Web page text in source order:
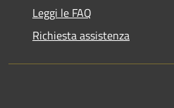
Leggi le FAQ
Richiesta assistenza